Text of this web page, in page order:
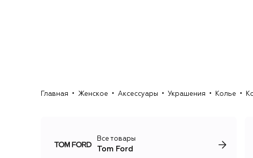
Главная Женское Аксессуары Украшения Колье
Все товары
Tom Ford